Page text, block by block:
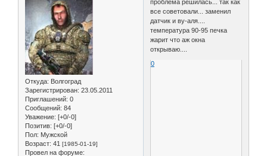
Откуда: Волгоград
Зарегистрирован: 23.05.2011
Приглашений: 0
Сообщений: 84
Уважение: [+0/-0]
Позитив: [+0/-0]
Пол: Мужской
Возраст: 41 [1985-01-19]
Провел на форуме:
проблема решилась... так как
все советовали... заменил
датчик и ву-аля....
температура 90-95 печка
жарит что аж окна
открываю....
0